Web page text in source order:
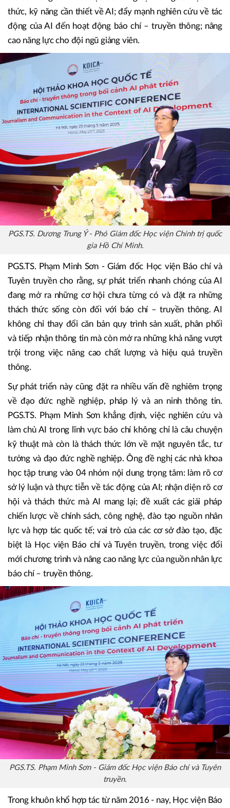
thức, kỹ năng cần thiết về AI; đẩy mạnh nghiên cứu về tác
động của AI đến hoạt động báo chí – truyền thông; nâng
cao năng lực cho đội ngũ giảng viên.
PGS.TS. Dương Trung Ý - Phó Giám đốc Học viện Chính trị quốc
gia Hồ Chí Minh.
PGS.TS. Phạm Minh Sơn - Giám đốc Học viện Báo chí và
Tuyên truyền cho rằng, sự phát triển nhanh chóng của AI
đang mở ra những cơ hội chưa từng có và đặt ra những
thách thức sống còn đối với báo chí – truyền thông. AI
không chỉ thay đổi căn bản quy trình sản xuất, phân phối
và tiếp nhận thông tin mà còn mở ra những khả năng vượt
trội trong việc nâng cao chất lượng và hiệu quả truyền
thông.
Sự phát triển này cũng đặt ra nhiều vấn đề nghiêm trọng
về đạo đức nghề nghiệp, pháp lý và an ninh thông tin.
PGS.TS. Phạm Minh Sơn khẳng định, việc nghiên cứu và
làm chủ AI trong lĩnh vực báo chí không chỉ là câu chuyện
kỹ thuật mà còn là thách thức lớn về mặt nguyên tắc, tư
tưởng và đạo đức nghề nghiệp. Ông đề nghị các nhà khoa
học tập trung vào 04 nhóm nội dung trọng tâm: làm rõ cơ
sở lý luận và thực tiễn về tác động của AI; nhận diện rõ cơ
hội và thách thức mà AI mang lại; đề xuất các giải pháp
chiến lược về chính sách, công nghệ, đào tạo nguồn nhân
lực và hợp tác quốc tế; vai trò của các cơ sở đào tạo, đặc
biệt là Học viện Báo chí và Tuyên truyền, trong việc đổi
mới chương trình và nâng cao năng lực của nguồn nhân lực
báo chí – truyền thông.
PGS.TS. Phạm Minh Sơn - Giám đốc Học viện Báo chí và Tuyên
truyền.
Trong khuôn khổ hợp tác từ năm 2016 - nay, Học viện Báo